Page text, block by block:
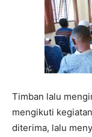
Timban lalu
mengikuti
diterima, lalu